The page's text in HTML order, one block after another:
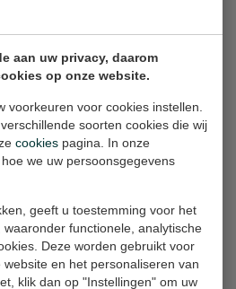
aan uw privacy, daarom
op onze website.
voorkeuren voor cookies instellen.
soorten cookies die wij
cookies pagina. In onze
we uw persoonsgegevens
geeft u toestemming voor het
functionele, analytische
Deze worden gebruikt voor
en het personaliseren van
klik dan op "Instellingen" om uw